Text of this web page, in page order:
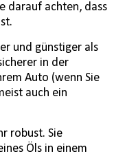
darauf achten, dass
und günstiger als
in der
Auto (wenn Sie
auch ein
robust. Sie
Öls in einem